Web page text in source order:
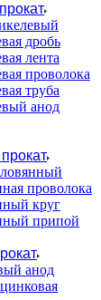
дробь
лента
проволока
труба
анод
проволока
круг
припой
анод